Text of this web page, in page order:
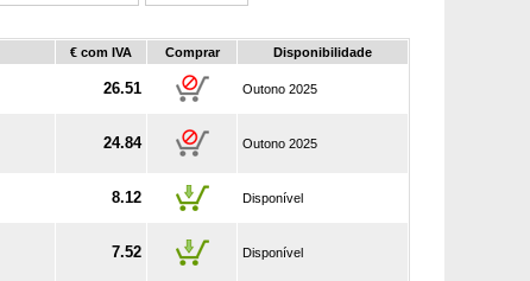
€ com IVA Comprar Disponibilidade
26.51 Outono 2025
24.84 Outono 2025
8.12 Disponível
7.52 Disponível